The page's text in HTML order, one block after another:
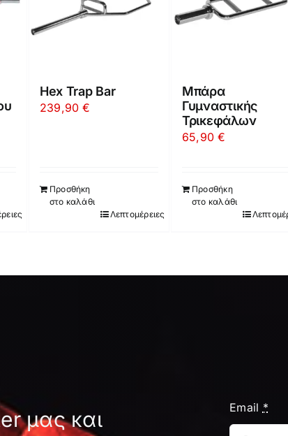
Hex Trap Bar
239,90€
Προσθήκη
στο καλάθι
Λεπτομέρειες
Μπάρα
Γυμναστικής
Τρικεφάλων
65,90€
Προσθήκη
στο καλάθι
μας και
Email *